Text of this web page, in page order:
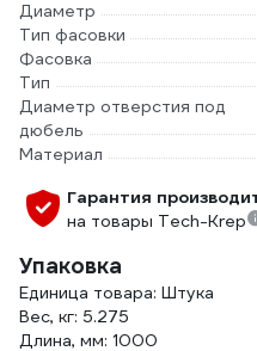
Диаметр
Тип фасовки
Фасовка
Тип
Диаметр отверстия под
дюбель
Материал
Гарантия
на товары Tech-Krep
Упаковка
Единица товара: Штука
Вес, кг: 5.275
Длина, мм: 1000